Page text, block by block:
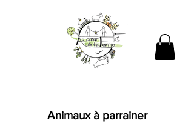
Animaux à parrainer